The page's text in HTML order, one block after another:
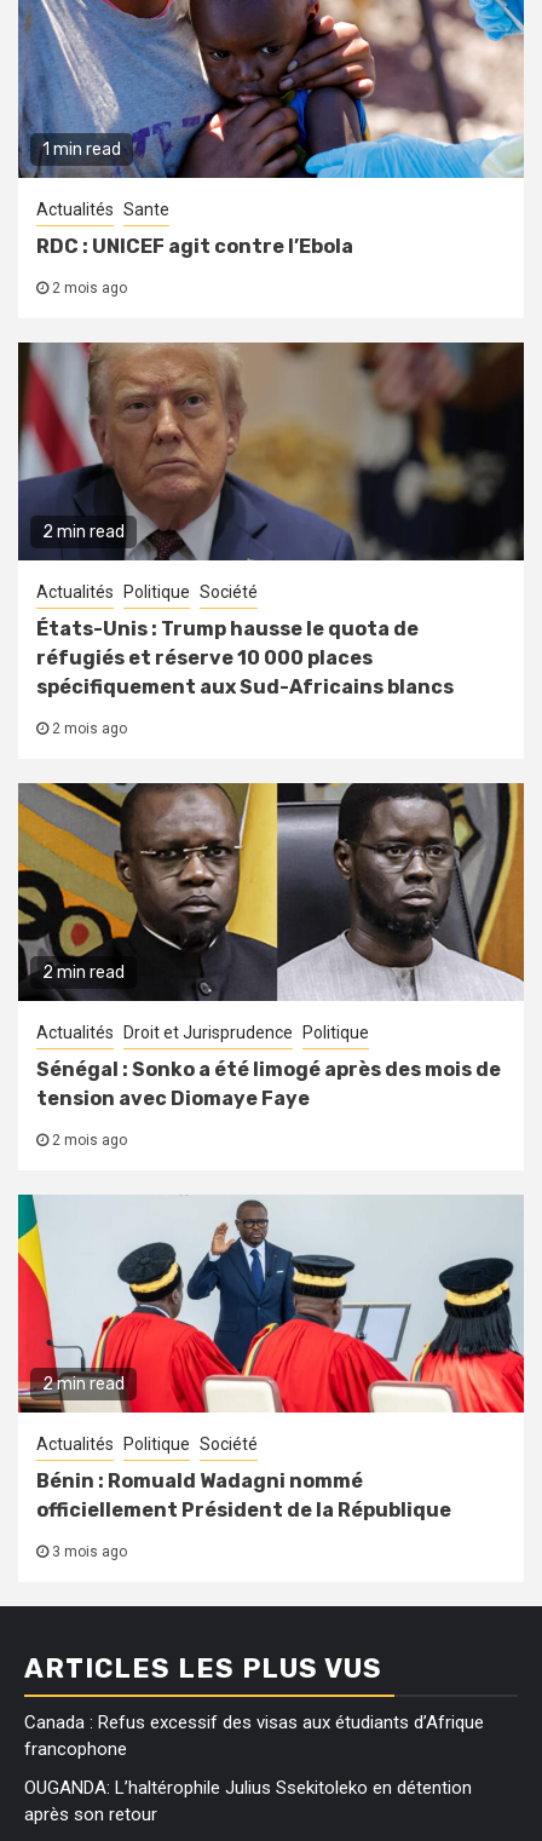
1 min read
Actualités Sante
RDC : UNICEF agit contre l’Ebola
2 mois ago
2 min read
Actualités Politique Société
États-Unis : Trump hausse le quota de
réfugiés et réserve 10 000 places
spécifiquement aux Sud-Africains blancs
2 mois ago
2 min read
Actualités Droit et Jurisprudence Politique
Sénégal : Sonko a été limogé après des mois de
tension avec Diomaye Faye
2 mois ago
2 min read
Actualités Politique Société
Bénin : Romuald Wadagni nommé
officiellement Président de la République
3 mois ago
ARTICLES LES PLUS VUS
Canada : Refus excessif des visas aux étudiants d’Afrique
francophone
OUGANDA: L’haltérophile Julius Ssekitoleko en détention
après son retour